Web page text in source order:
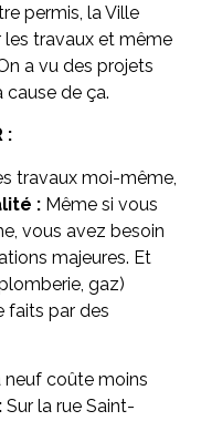
permis, la Ville
les travaux et même
a vu des projets
de ça.
:
travaux moi-même,
: Même si vous
vous avez besoin
majeures. Et
gaz)
faits par des
neuf coûte moins
Sur la rue Saint-